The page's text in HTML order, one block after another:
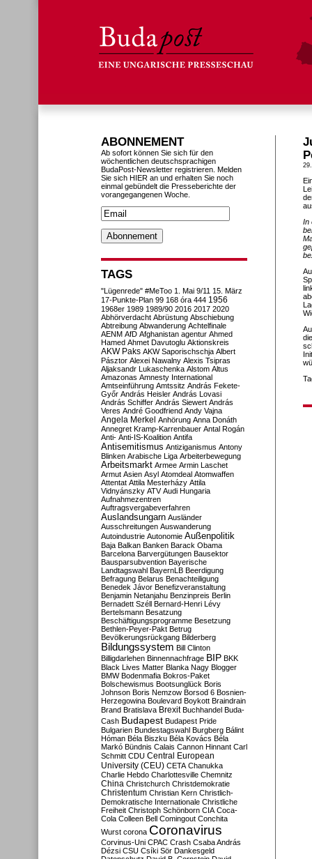
In
ABONNEMENT
Ab sofort können Sie sich für den
wöchentlichen deutschsprachigen
BudaPost-Newsletter registrieren. Melden
Sie sich HIER an und erhalten Sie noch
einmal gebündelt die Presseberichte der
vorangegangenen Woche.
TAGS
"Lügenrede" #MeToo 1. Mai 9/11 15. März
17-Punkte-Plan 99 168 óra 444 1956
1968er 1989 1989/90 2016 2017 2020
Abhörverdacht Abrüstung Abschiebung
Abtreibung Abwanderung Achtelfinale
AENM AfD Afghanistan agentur Ahmed
Hamed Ahmet Davutoglu Aktionskreis
AKW Paks AKW Saporischschja Albert
Pásztor Alexei Nawalny Alexis Tsipras
Aljaksandr Lukaschenka Alstom Altus
Amazonas Amnesty International
Amtseinführung Amtssitz András Fekete-
Győr András Heisler András Lovasi
András Schiffer András Siewert András
Veres André Goodfriend Andy Vajna
Angela Merkel Anhörung Anna Donáth
Annegret Kramp-Karrenbauer Antal Rogán
Anti- Anti-IS-Koalition Antifa
Antisemitismus Antiziganismus Antony
Blinken Arabische Liga Arbeiterbewegung
Arbeitsmarkt Armee Armin Laschet
Armut Asien Asyl Atomdeal Atomwaffen
Attentat Attila Mesterházy Attila
Vidnyánszky ATV Audi Hungaria
Aufnahmezentren
Auftragsvergabeverfahren
Auslandsungarn Ausländer
Ausschreitungen Auswanderung
Autoindustrie Autonomie Außenpolitik
Baja Balkan Banken Barack Obama
Barcelona Barvergütungen Bausektor
Bausparsubvention Bayerische
Landtagswahl BayernLB Beerdigung
Befragung Belarus Benachteiligung
Benedek Jávor Benefizveranstaltung
Benjamin Netanjahu Benzinpreis Berlin
Bernadett Széll Bernard-Henri Lévy
Bertelsmann Besatzung
Beschäftigungsprogramme Besetzung
Bethlen-Peyer-Pakt Betrug
Bevölkerungsrückgang Bilderberg
Bildungssystem Bill Clinton
Billigdarlehen Binnennachfrage BIP BKK
Black Lives Matter Blanka Nagy Blogger
BMW Bodenmafia Bokros-Paket
Bolschewismus Bootsunglück Boris
Johnson Boris Nemzow Borsod 6 Bosnien-
Herzegowina Boulevard Boykott Braindrain
Brand Bratislava Brexit Buchhandel Buda-
Cash Budapest Budapest Pride
Bulgarien Bundestagswahl Burgberg Bálint
Hóman Béla Biszku Béla Kovács Béla
Markó Bündnis Calais Cannon Hinnant Carl
Schmitt CDU Central European
University (CEU) CETA Chanukka
Charlie Hebdo Charlottesville Chemnitz
China Christchurch Christdemokratie
Christentum Christian Kern Christlich-
Demokratische Internationale Christliche
Freiheit Christoph Schönborn CIA Coca-
Cola Colleen Bell Comingout Conchita
Wurst corona Coronavirus
Corvinus-Uni CPAC Crash Csaba András
Dézsi CSU Csíki Sör Dankesgeld